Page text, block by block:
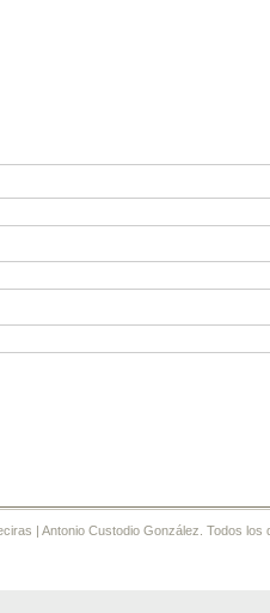
| Antonio Custodio González. Todos